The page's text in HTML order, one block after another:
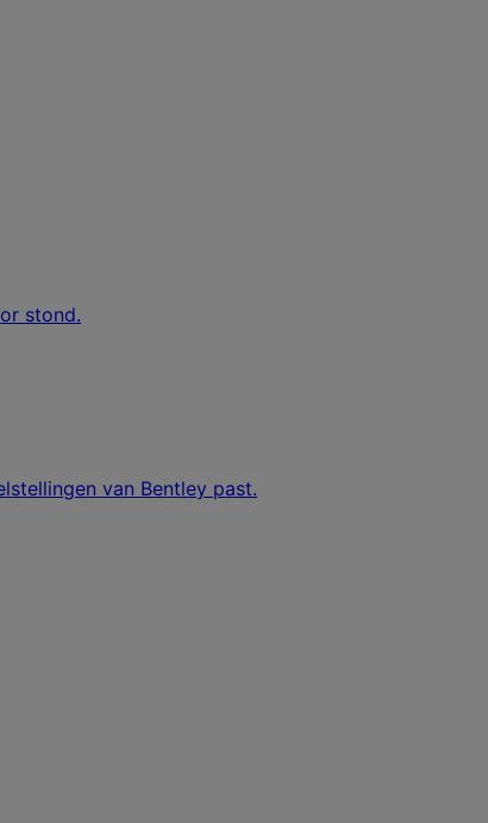
stond.
van Bentley past.